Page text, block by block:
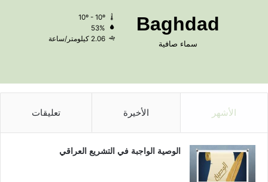
Baghdad
سماء صافية
53%
2.06 كيلومتر/ساعة
الأشهر الأخيرة تعليقات
الوصية الواجبة في التشريع العراقي